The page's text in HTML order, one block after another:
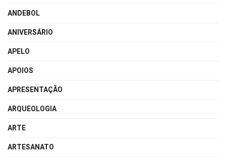
ANDEBOL
ANIVERSÁRIO
APELO
APOIOS
APRESENTAÇÃO
ARQUEOLOGIA
ARTE
ARTESANATO